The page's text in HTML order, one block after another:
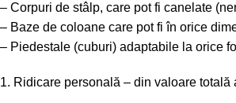
– Corpuri de stâlp, care pot fi canelate
– Baze de coloane care pot fi în orice
– Piedestale (cuburi) adaptabile la orice
1. Ridicare personală – din valoare